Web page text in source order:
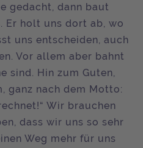
gedacht, dann baut
Er holt uns dort ab, wo
uns entscheiden, auch
Vor allem aber bahnt
sind. Hin zum Guten,
ganz nach dem Motto:
Wir brauchen
dass wir uns so sehr
Weg mehr für uns